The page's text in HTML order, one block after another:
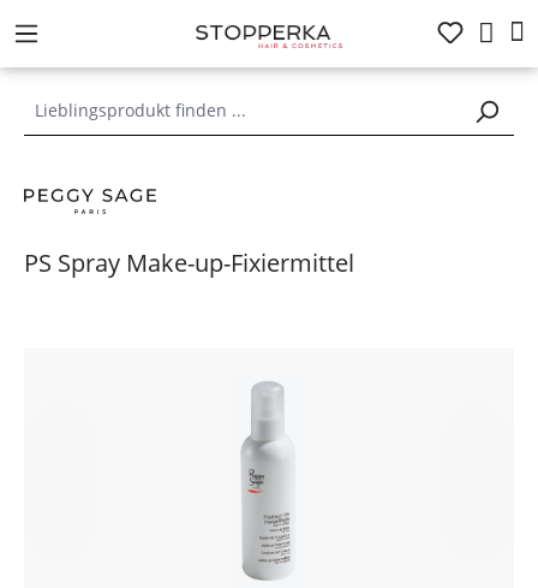
springen
PS Spray Make-up-Fixiermittel